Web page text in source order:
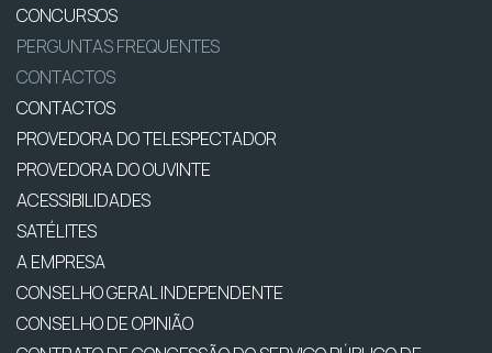
CONCURSOS
PERGUNTAS FREQUENTES
CONTACTOS
CONTACTOS
PROVEDORA DO TELESPECTADOR
PROVEDORA DO OUVINTE
ACESSIBILIDADES
SATÉLITES
A EMPRESA
CONSELHO GERAL INDEPENDENTE
CONSELHO DE OPINIÃO